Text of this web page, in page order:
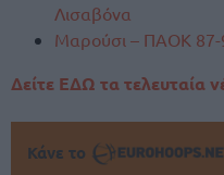
Λισαβόνα
Μαρούσι – ΠΑΟΚ 87-
Δείτε ΕΔΩ τα τελευταία
Κάνε το